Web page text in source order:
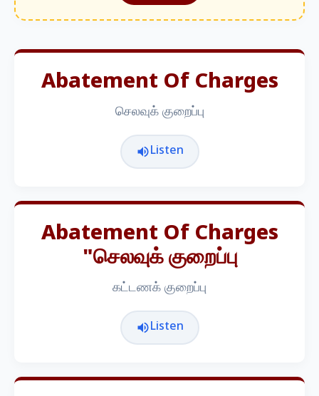
Abatement Of Charges
செலவுக் குறைப்பு
Listen
Abatement Of Charges
"செலவுக் குறைப்பு
கட்டணக் குறைப்பு
Listen